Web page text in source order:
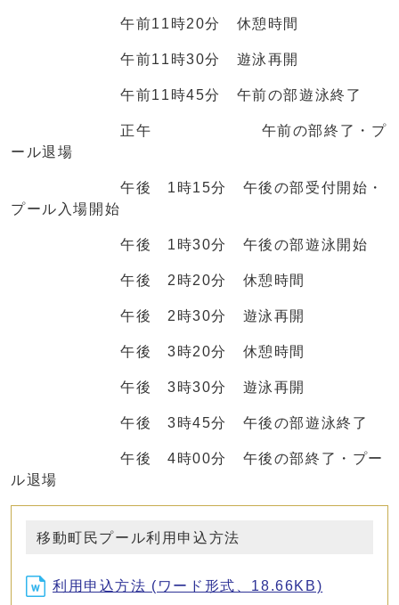
午前11時20分 休憩時間
午前11時30分 遊泳再開
午前11時45分 午前の部遊泳終了
正午 午前の部終了・プ
ール退場
午後 1時15分 午後の部受付開始・
プール入場開始
午後 1時30分 午後の部遊泳開始
午後 2時20分 休憩時間
午後 2時30分 遊泳再開
午後 3時20分 休憩時間
午後 3時30分 遊泳再開
午後 3時45分 午後の部遊泳終了
午後 4時00分 午後の部終了・プー
ル退場
移動町民プール利用申込方法
利用申込方法 (ワード形式、18.66KB)